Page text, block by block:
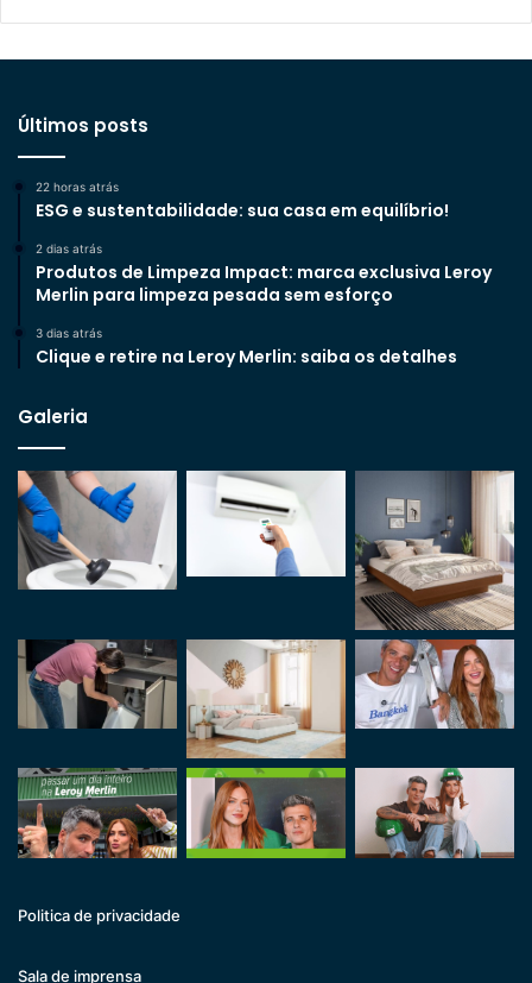
Últimos posts
22 horas atrás
ESG e sustentabilidade: sua casa em equilíbrio!
2 dias atrás
Produtos de Limpeza Impact: marca exclusiva Leroy
Merlin para limpeza pesada sem esforço
3 dias atrás
Clique e retire na Leroy Merlin: saiba os detalhes
Galeria
Politica de privacidade
Sala de imprensa